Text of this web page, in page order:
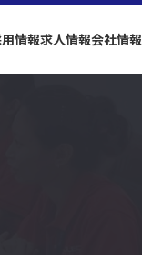
情報求人情報会社情報